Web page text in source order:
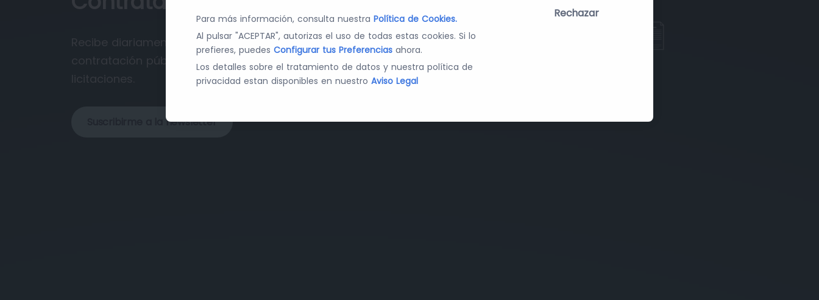
Recibe diariamente las últimas novedades legales en
contratación pública que pueden repercutir en tus
Suscribirme a la newsletter
Para más información, consulta nuestra Política de Cookies.
Al pulsar "ACEPTAR", autorizas el uso de todas estas cookies. Si lo
prefieres, puedes Configurar tus Preferencias ahora.
Los detalles sobre el tratamiento de datos y nuestra política de
privacidad estan disponibles en nuestro Aviso Legal
Rechazar